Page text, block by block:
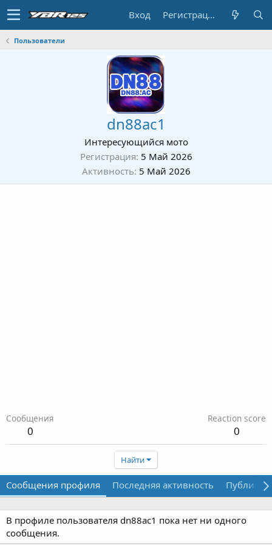
Вход Регистрация
Пользователи
dn88ac1
Интересующийся мото
Регистрация 5 Май 2026
Активность 5 Май 2026
Сообщения
0
Reaction score
0
Найти
Сообщения профиля Последняя активность
В профиле пользователя dn88ac1 пока нет ни одного
сообщения.